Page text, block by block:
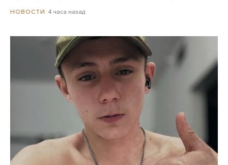
НОВОСТИ 4 часа назад